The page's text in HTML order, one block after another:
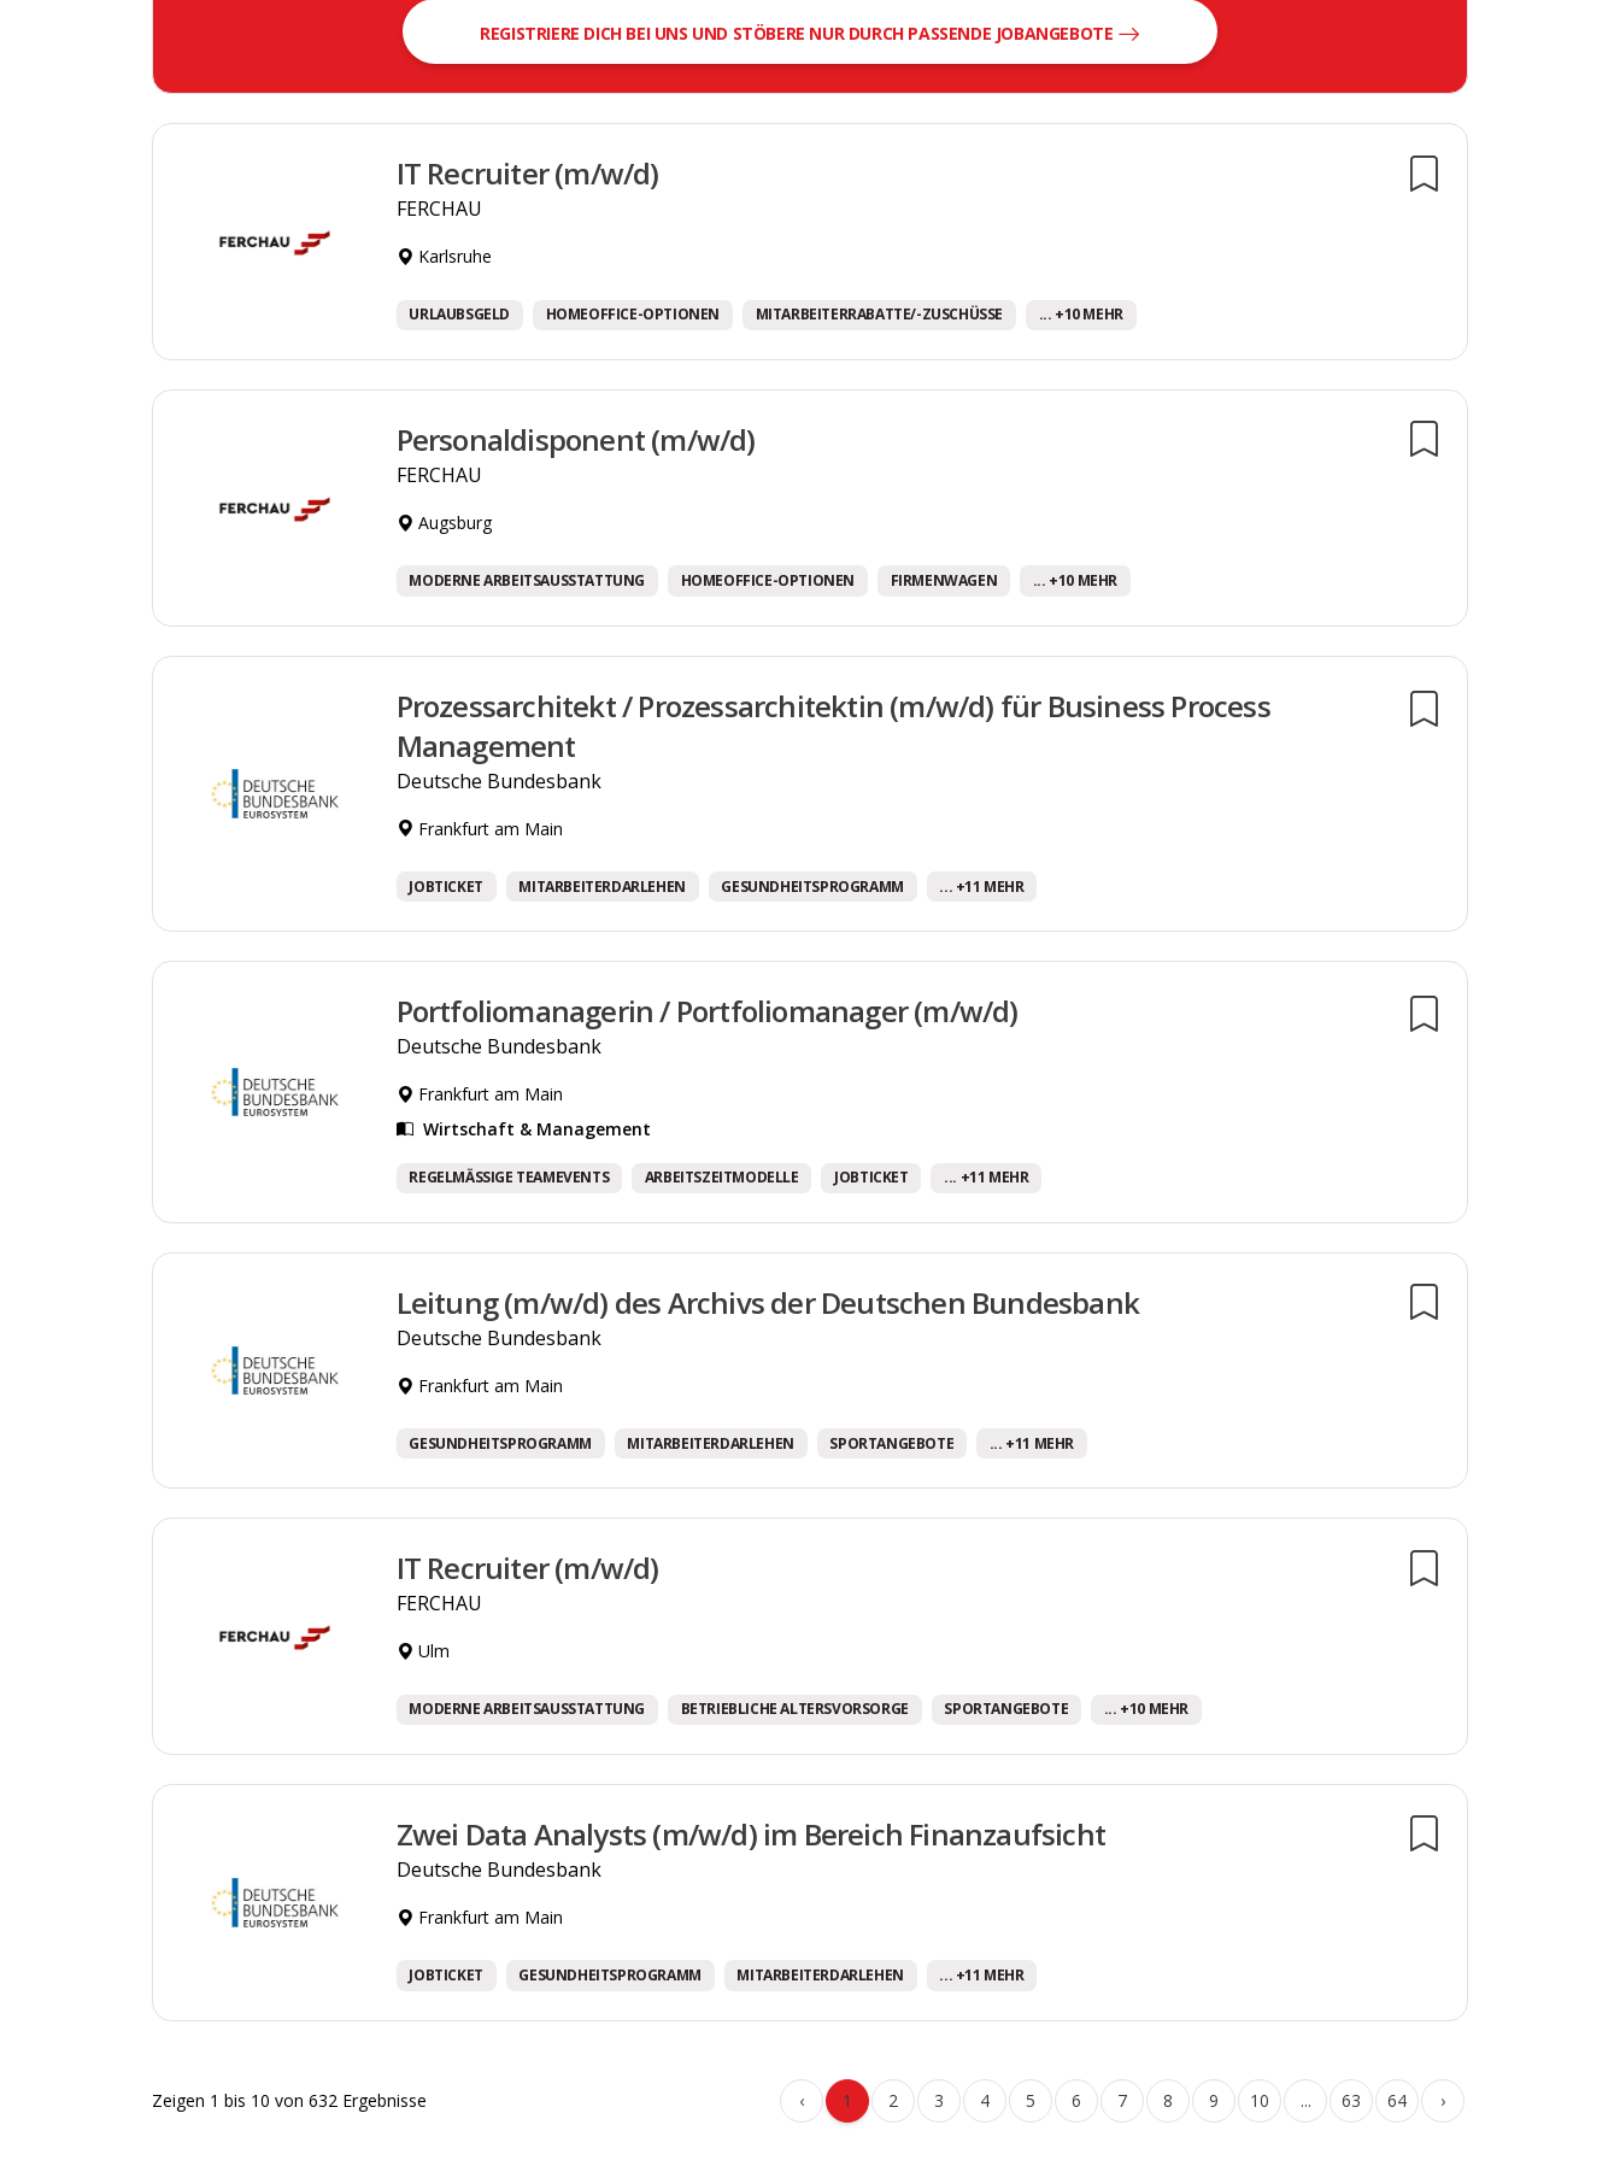
Moderne Arbeitsausstattung
Offene Feedbackkultur
Sportangebote
Unbefristete Arbeitsverträge
Urlaubsgeld
REGISTRIERE DICH BEI UNS UND STÖBERE NUR DURCH PASSENDE JOBANGEBOTE
IT Recruiter (m/w/d)
FERCHAU
Karlsruhe
URLAUBSGELD HOMEOFFICE-OPTIONEN MITARBEITERRABATTE/-ZUSCHÜSSE ... +10 MEHR
Personaldisponent (m/w/d)
FERCHAU
Augsburg
MODERNE ARBEITSAUSSTATTUNG HOMEOFFICE-OPTIONEN FIRMENWAGEN ... +10 MEHR
Prozessarchitekt / Prozessarchitektin (m/w/d) für Business Process
Management
Deutsche Bundesbank
Frankfurt am Main
JOBTICKET MITARBEITERDARLEHEN GESUNDHEITSPROGRAMM ... +11 MEHR
Portfoliomanagerin / Portfoliomanager (m/w/d)
Deutsche Bundesbank
Frankfurt am Main
Wirtschaft & Management
REGELMÄSSIGE TEAMEVENTS ARBEITSZEITMODELLE JOBTICKET ... +11 MEHR
Leitung (m/w/d) des Archivs der Deutschen Bundesbank
Deutsche Bundesbank
Frankfurt am Main
GESUNDHEITSPROGRAMM MITARBEITERDARLEHEN SPORTANGEBOTE ... +11 MEHR
IT Recruiter (m/w/d)
FERCHAU
Ulm
MODERNE ARBEITSAUSSTATTUNG BETRIEBLICHE ALTERSVORSORGE SPORTANGEBOTE ... +10 MEHR
Zwei Data Analysts (m/w/d) im Bereich Finanzaufsicht
Deutsche Bundesbank
Frankfurt am Main
JOBTICKET GESUNDHEITSPROGRAMM MITARBEITERDARLEHEN ... +11 MEHR
Zeigen 1 bis 10 von 632 Ergebnisse ‹ 1 2 3 4 5 6 7 8 9 10 ... 63 64 ›